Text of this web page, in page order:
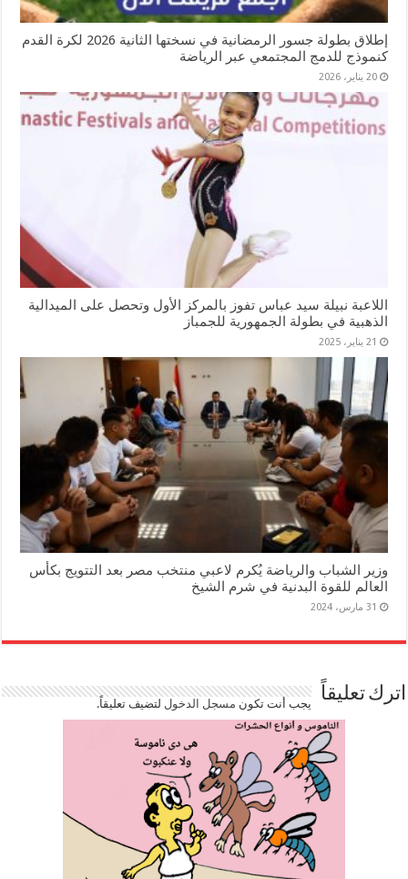
إطلاق بطولة جسور الرمضانية في نسختها الثانية 2026 لكرة القدم
كنموذج للدمج المجتمعي عبر الرياضة
20 يناير، 2026
اللاعبة نبيلة سيد عباس تفوز بالمركز الأول وتحصل على الميدالية
الذهبية في بطولة الجمهورية للجمباز
21 يناير، 2025
وزير الشباب والرياضة يُكرم لاعبي منتخب مصر بعد التتويج بكأس
العالم للقوة البدنية في شرم الشيخ
31 مارس، 2024
اترك تعليقاً يجب أنت تكون مسجل الدخوللتضيف تعليقاً.